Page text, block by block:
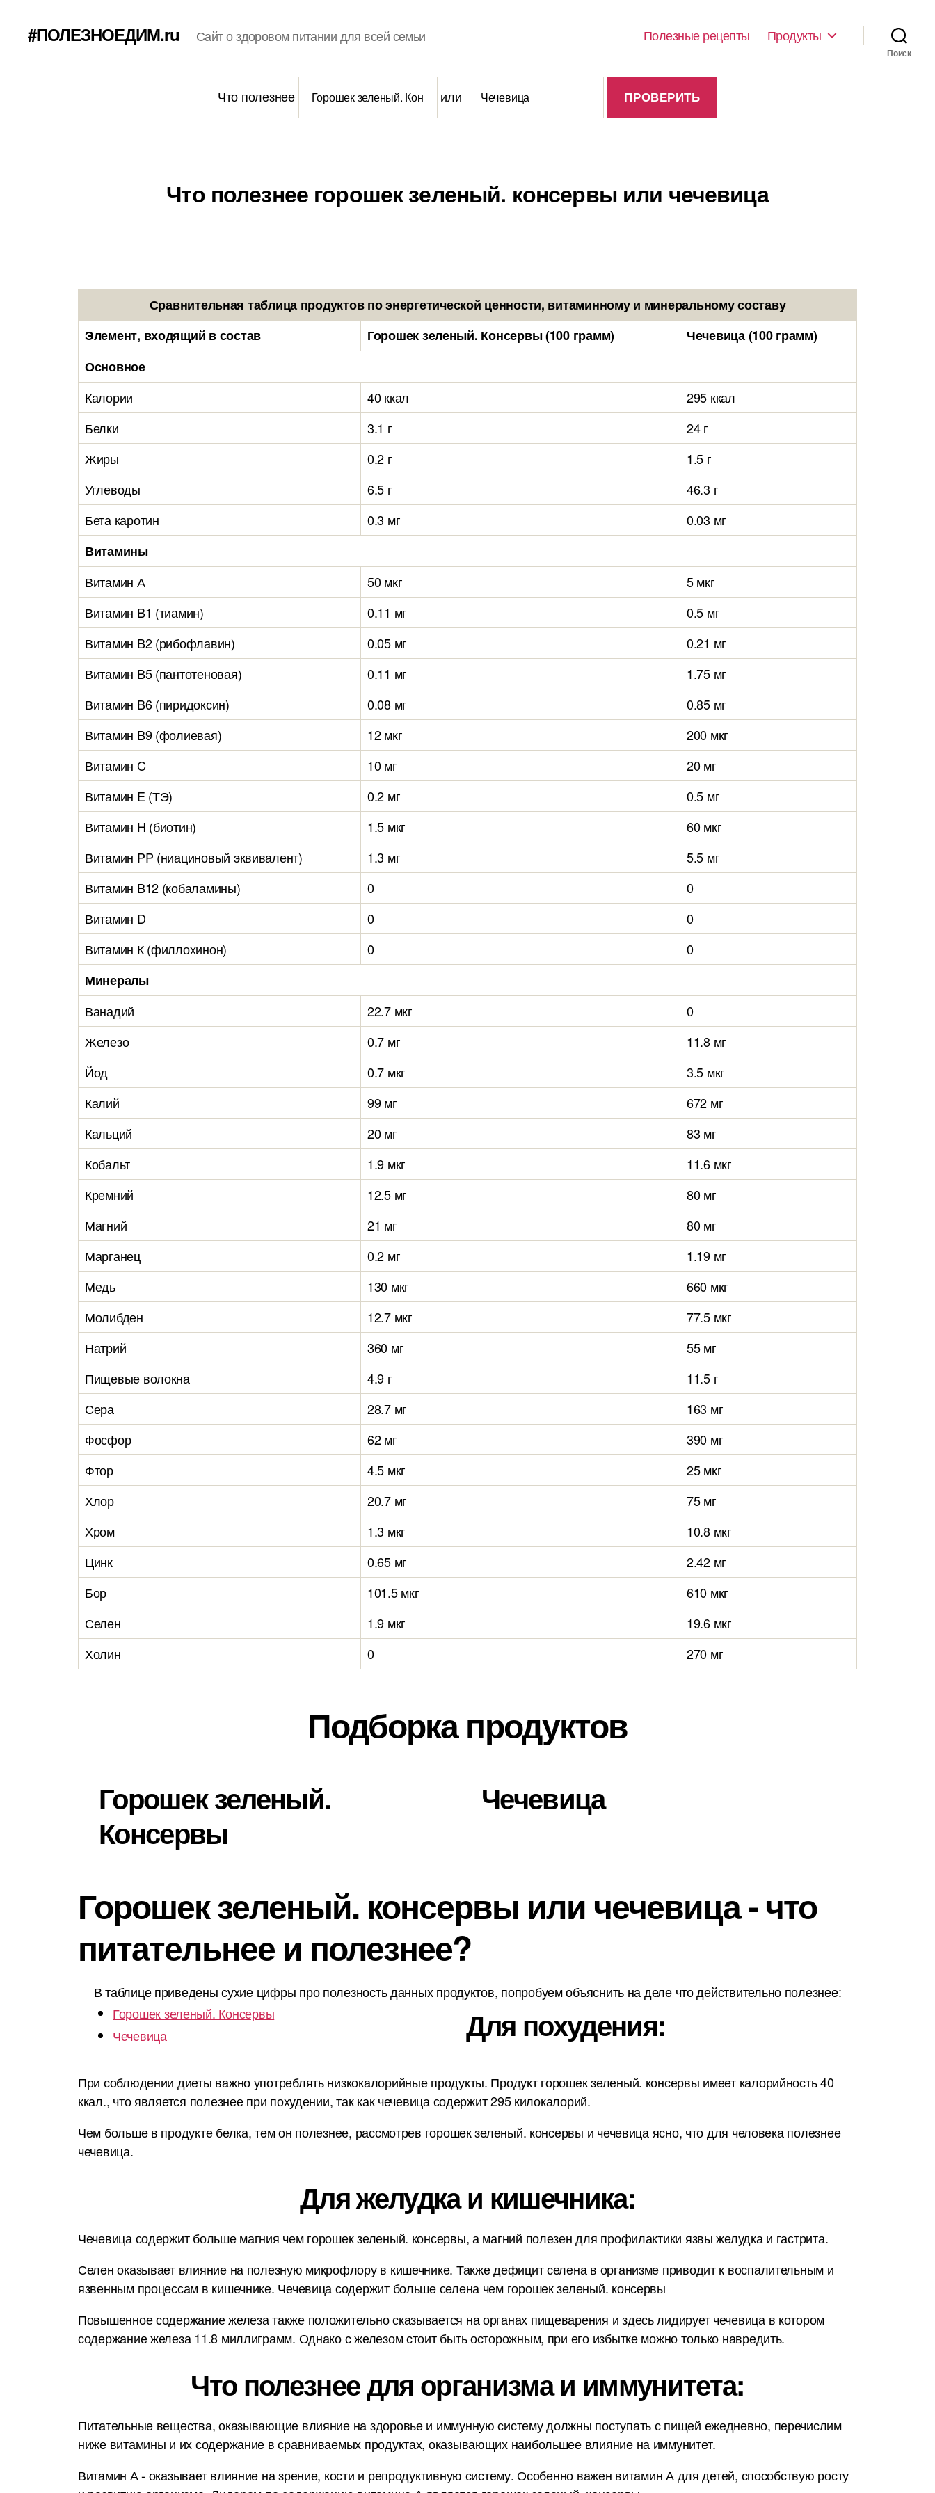
#ПОЛЕЗНОЕДИМ.ru Сайт о здоровом питании для всей семьи Полезные рецепты Продукты
Поиск
Что полезнее или
Что полезнее горошек зеленый. консервы или чечевица
Сравнительная таблица продуктов по энергетической ценности, витаминному и минеральному составу
Элемент, входящий в состав
Горошек зеленый. Консервы (100 грамм)
Чечевица (100 грамм)
Основное
Калории
40 ккал
295 ккал
Белки
3.1 г
24 г
Жиры
0.2 г
1.5 г
Углеводы
6.5 г
46.3 г
Бета каротин
0.3 мг
0.03 мг
Витамины
Витамин А
50 мкг
5 мкг
Витамин B1 (тиамин)
0.11 мг
0.5 мг
Витамин B2 (рибофлавин)
0.05 мг
0.21 мг
Витамин B5 (пантотеновая)
0.11 мг
1.75 мг
Витамин B6 (пиридоксин)
0.08 мг
0.85 мг
Витамин B9 (фолиевая)
12 мкг
200 мкг
Витамин C
10 мг
20 мг
Витамин E (ТЭ)
0.2 мг
0.5 мг
Витамин H (биотин)
1.5 мкг
60 мкг
Витамин PP (ниациновый эквивалент)
1.3 мг
5.5 мг
Витамин B12 (кобаламины)
0
0
Витамин D
0
0
Витамин К (филлохинон)
0
0
Минералы
Ванадий
22.7 мкг
0
Железо
0.7 мг
11.8 мг
Йод
0.7 мкг
3.5 мкг
Калий
99 мг
672 мг
Кальций
20 мг
83 мг
Кобальт
1.9 мкг
11.6 мкг
Кремний
12.5 мг
80 мг
Магний
21 мг
80 мг
Марганец
0.2 мг
1.19 мг
Медь
130 мкг
660 мкг
Молибден
12.7 мкг
77.5 мкг
Натрий
360 мг
55 мг
Пищевые волокна
4.9 г
11.5 г
Сера
28.7 мг
163 мг
Фосфор
62 мг
390 мг
Фтор
4.5 мкг
25 мкг
Хлор
20.7 мг
75 мг
Хром
1.3 мкг
10.8 мкг
Цинк
0.65 мг
2.42 мг
Бор
101.5 мкг
610 мкг
Селен
1.9 мкг
19.6 мкг
Холин
0 270 мг
Подборка продуктов
Горошек зеленый.
Консервы
Чечевица
Горошек зеленый. консервы или чечевица - что
питательнее и полезнее?
В таблице приведены сухие цифры про полезность данных продуктов, попробуем объяснить на деле что действительно полезнее:
Горошек зеленый. Консервы
Чечевица
Для похудения:
При соблюдении диеты важно употреблять низкокалорийные продукты. Продукт горошек зеленый. консервы имеет калорийность 40
ккал., что является полезнее при похудении, так как чечевица содержит 295 килокалорий.
Чем больше в продукте белка, тем он полезнее, рассмотрев горошек зеленый. консервы и чечевица ясно, что для человека полезнее
чечевица.
Для желудка и кишечника:
Чечевица содержит больше магния чем горошек зеленый. консервы, а магний полезен для профилактики язвы желудка и гастрита.
Селен оказывает влияние на полезную микрофлору в кишечнике. Также дефицит селена в организме приводит к воспалительным и
язвенным процессам в кишечнике. Чечевица содержит больше селена чем горошек зеленый. консервы
Повышенное содержание железа также положительно сказывается на органах пищеварения и здесь лидирует чечевица в котором
содержание железа 11.8 миллиграмм. Однако с железом стоит быть осторожным, при его избытке можно только навредить.
Что полезнее для организма и иммунитета:
Питательные вещества, оказывающие влияние на здоровье и иммунную систему должны поступать с пищей ежедневно, перечислим
ниже витамины и их содержание в сравниваемых продуктах, оказывающих наибольшее влияние на иммунитет.
Витамин А - оказывает влияние на зрение, кости и репродуктивную систему. Особенно важен витамин А для детей, способствую росту